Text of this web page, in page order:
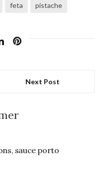
feta pistache
Next Post
sauce porto